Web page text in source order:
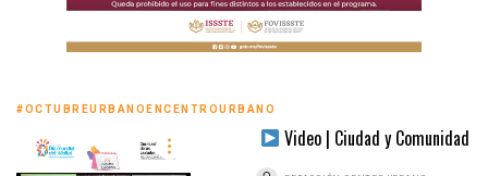
#OCTUBREURBANOENCENTROURBANO
Video | Ciudad y Comunidad